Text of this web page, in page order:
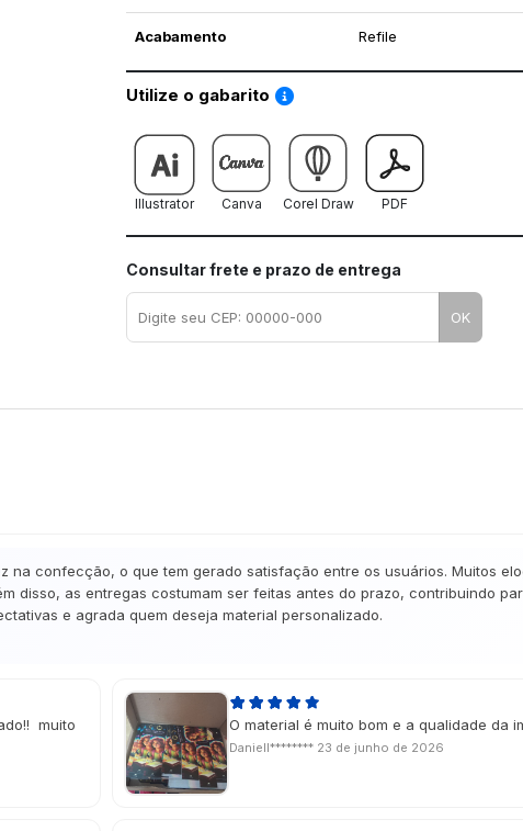
Acabamento Refile
Utilize o gabarito Saiba como utilizar os nossos
Illustrator Canva Corel Draw PDF
Consultar frete e prazo de entrega
OK
confecção, o que tem gerado satisfação entre os usuários. Muitos
disso, as entregas costumam ser feitas antes do prazo, contribuindo
e agrada quem deseja material personalizado.
muito
O material é muito bom e a qualidade da
Daniell******** 23 de junho de 2026